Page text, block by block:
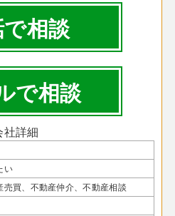
相談
で相談
社詳細
い
売買、不動産仲介、不動産相談